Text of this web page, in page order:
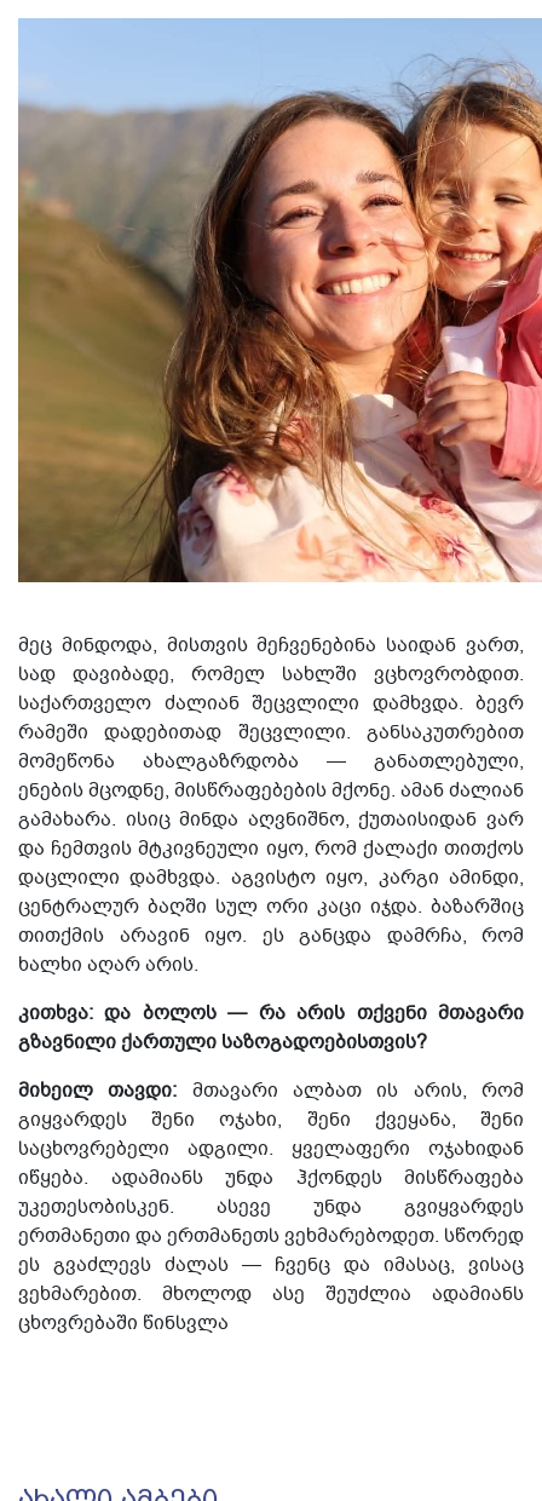
მეც მინდოდა, მისთვის მეჩვენებინა საიდან ვართ,
სად დავიბადე, რომელ სახლში ვცხოვრობდით.
საქართველო ძალიან შეცვლილი დამხვდა. ბევრ
რამეში დადებითად შეცვლილი. განსაკუთრებით
მომეწონა ახალგაზრდობა — განათლებული,
ენების მცოდნე, მისწრაფებების მქონე. ამანძალიან
გამახარა. ისიც მინდა აღვნიშნო,ქუთაისიდან ვარ
და ჩემთვის მტკივნეული იყო, რომ ქალაქი თითქოს
დაცლილი დამხვდა. აგვისტო იყო, კარგი ამინდი,
ცენტრალურ ბაღში სულ ორი კაცი იჯდა. ბაზარშიც
თითქმის არავინ იყო. ეს განცდა დამრჩა, რომ
ხალხი აღარ არის.
კითხვა: და ბოლოს — რა არის თქვენი მთავარი
გზავნილი ქართული საზოგადოებისთვის?
მიხეილ თავდი: მთავარი ალბათ ის არის, რომ
გიყვარდეს შენი ოჯახი, შენი ქვეყანა, შენი
საცხოვრებელი ადგილი. ყველაფერი ოჯახიდან
იწყება. ადამიანს უნდა ჰქონდეს მისწრაფება
უკეთესობისკენ. ასევე უნდა გვიყვარდეს
ერთმანეთი და ერთმანეთს ვეხმარებოდეთ. სწორედ
ეს გვაძლევს ძალას — ჩვენც და იმასაც, ვისაც
ვეხმარებით. მხოლოდ ასე შეუძლია ადამიანს
ცხოვრებაში წინსვლა